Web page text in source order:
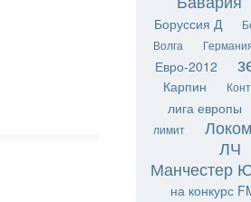
Боруссия Д
Волга
Евро-2012
Карпин
лига европы
лимит
ЛЧ
Манчестер
на конкурс